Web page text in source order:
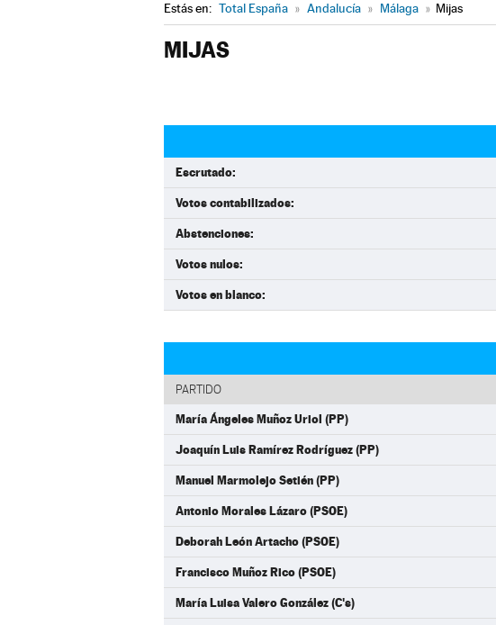
Estás en: Total España » Andalucía » Málaga » Mijas
MIJAS
Escrutado:
Votos contabilizados:
Abstenciones:
Votos nulos:
Votos en blanco:
PARTIDO
María Ángeles Muñoz Uriol (PP)
Joaquín Luis Ramírez Rodríguez (PP)
Manuel Marmolejo Setién (PP)
Antonio Morales Lázaro (PSOE)
Deborah León Artacho (PSOE)
Francisco Muñoz Rico (PSOE)
María Luisa Valero González (C's)